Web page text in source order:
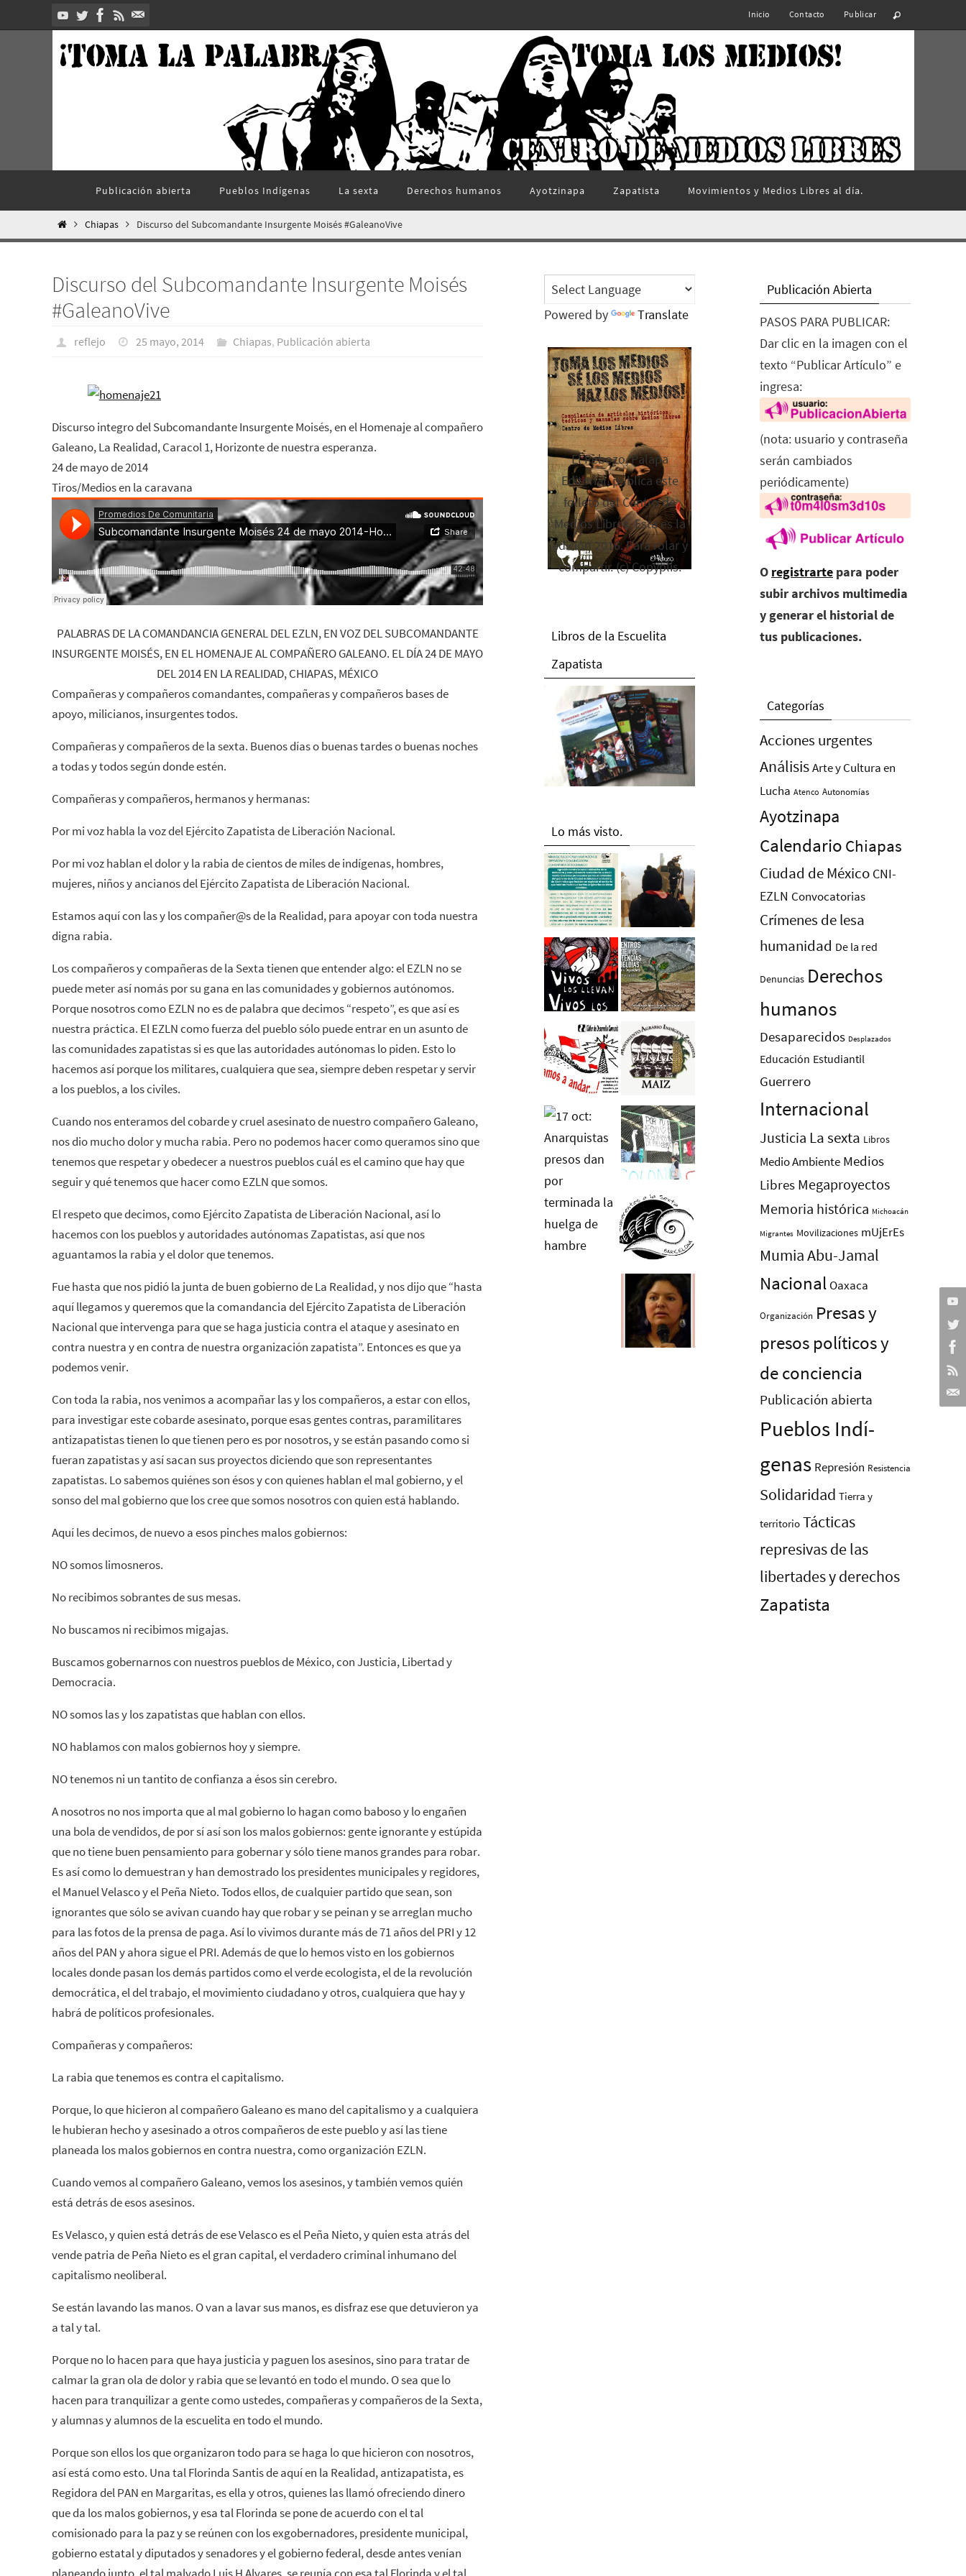
al
Inicio Contacto Publicar
contenido
Publicación abierta Pueblos Indí­genas La sexta Derechos humanos Ayotzinapa Zapatista Movimientos y Medios Libres al día.
InicioChiapas Discurso del Subcomandante Insurgente Moisés #GaleanoVive
Discurso del Subcomandante Insurgente Moisés
#GaleanoVive
reflejo 25 mayo, 2014 Chiapas, Publicación abierta
Discurso integro del Subcomandante Insurgente Moisés, en el Homenaje al compañero
Galeano, La Realidad, Caracol 1, Horizonte de nuestra esperanza.
24 de mayo de 2014
Tiros/Medios en la caravana
PALABRAS DE LA COMANDANCIA GENERAL DEL EZLN, EN VOZ DEL SUBCOMANDANTE
INSURGENTE MOISÉS, EN EL HOMENAJE AL COMPAÑERO GALEANO. EL DÍA 24 DE MAYO
DEL 2014 EN LA REALIDAD, CHIAPAS, MÉXICO
Compañeras y compañeros comandantes, compañeras y compañeros bases de
apoyo, milicianos, insurgentes todos.
Compañeras y compañeros de la sexta. Buenos días o buenas tardes o buenas noches
a todas y todos según donde estén.
Compañeras y compañeros, hermanos y hermanas:
Por mi voz habla la voz del Ejército Zapatista de Liberación Nacional.
Por mi voz hablan el dolor y la rabia de cientos de miles de indígenas, hombres,
mujeres, niños y ancianos del Ejército Zapatista de Liberación Nacional.
Estamos aquí con las y los compañer@s de la Realidad, para apoyar con toda nuestra
digna rabia.
Los compañeros y compañeras de la Sexta tienen que entender algo: el EZLN no se
puede meter así nomás por su gana en las comunidades y gobiernos autónomos.
Porque nosotros como EZLN no es de palabra que decimos “respeto”, es que así es
nuestra práctica. El EZLN como fuerza del pueblo sólo puede entrar en un asunto de
las comunidades zapatistas si es que las autoridades autónomas lo piden. Esto lo
hacemos así porque los militares, cualquiera que sea, siempre deben respetar y servir
a los pueblos, a los civiles.
Cuando nos enteramos del cobarde y cruel asesinato de nuestro compañero Galeano,
nos dio mucho dolor y mucha rabia. Pero no podemos hacer como queramos sino que
tenemos que respetar y obedecer a nuestros pueblos cuál es el camino que hay que
seguir y qué tenemos que hacer como EZLN que somos.
El respeto que decimos, como Ejército Zapatista de Liberación Nacional, así lo
hacemos con los pueblos y autoridades autónomas Zapatistas, así que nos
aguantamos la rabia y el dolor que tenemos.
Fue hasta que nos pidió la junta de buen gobierno de La Realidad, y nos dijo que “hasta
aquí llegamos y queremos que la comandancia del Ejército Zapatista de Liberación
Nacional que intervenga para que se haga justicia contra el ataque y asesinato en
contra nuestra y en contra de nuestra organización zapatista”. Entonces es que ya
podemos venir.
Con toda la rabia, nos venimos a acompañar las y los compañeros, a estar con ellos,
para investigar este cobarde asesinato, porque esas gentes contras, paramilitares
antizapatistas tienen lo que tienen pero es por nosotros, y se están pasando como si
fueran zapatistas y así sacan sus proyectos diciendo que son representantes
zapatistas. Lo sabemos quiénes son ésos y con quienes hablan el mal gobierno, y el
sonso del mal gobierno que los cree que somos nosotros con quien está hablando.
Aquí les decimos, de nuevo a esos pinches malos gobiernos:
NO somos limosneros.
No recibimos sobrantes de sus mesas.
No buscamos ni recibimos migajas.
Buscamos gobernarnos con nuestros pueblos de México, con Justicia, Libertad y
Democracia.
NO somos las y los zapatistas que hablan con ellos.
NO hablamos con malos gobiernos hoy y siempre.
NO tenemos ni un tantito de confianza a ésos sin cerebro.
A nosotros no nos importa que al mal gobierno lo hagan como baboso y lo engañen
una bola de vendidos, de por sí así son los malos gobiernos: gente ignorante y estúpida
que no tiene buen pensamiento para gobernar y sólo tiene manos grandes para robar.
Es así como lo demuestran y han demostrado los presidentes municipales y regidores,
el Manuel Velasco y el Peña Nieto. Todos ellos, de cualquier partido que sean, son
ignorantes que sólo se avivan cuando hay que robar y se peinan y se arreglan mucho
para las fotos de la prensa de paga. Así lo vivimos durante más de 71 años del PRI y 12
años del PAN y ahora sigue el PRI. Además de que lo hemos visto en los gobiernos
locales donde pasan los demás partidos como el verde ecologista, el de la revolución
democrática, el del trabajo, el movimiento ciudadano y otros, cualquiera que hay y
habrá de políticos profesionales.
Compañeras y compañeros:
La rabia que tenemos es contra el capitalismo.
Porque, lo que hicieron al compañero Galeano es mano del capitalismo y a cualquiera
le hubieran hecho y asesinado a otros compañeros de este pueblo y así las tiene
planeada los malos gobiernos en contra nuestra, como organización EZLN.
Cuando vemos al compañero Galeano, vemos los asesinos, y también vemos quién
está detrás de esos asesinos.
Es Velasco, y quien está detrás de ese Velasco es el Peña Nieto, y quien esta atrás del
vende patria de Peña Nieto es el gran capital, el verdadero criminal inhumano del
capitalismo neoliberal.
Se están lavando las manos. O van a lavar sus manos, es disfraz ese que detuvieron ya
a tal y tal.
Porque no lo hacen para que haya justicia y paguen los asesinos, sino para tratar de
calmar la gran ola de dolor y rabia que se levantó en todo el mundo. O sea que lo
hacen para tranquilizar a gente como ustedes, compañeras y compañeros de la Sexta,
y alumnas y alumnos de la escuelita en todo el mundo.
Porque son ellos los que organizaron todo para se haga lo que hicieron con nosotros,
así está como esto. Una tal Florinda Santis de aquí en la Realidad, antizapatista, es
Regidora del PAN en Margaritas, es ella y otros, quienes las llamó ofreciendo dinero
que da los malos gobiernos, y esa tal Florinda se pone de acuerdo con el tal
comisionado para la paz y se reúnen con los exgobernadores, presidente municipal,
gobierno estatal y diputados y senadores y el gobierno federal, desde antes venían
Powered by Translate
El Rebozo, Palapa
Editorial, publica este
folleto del Centro de
Medios Libres. Esta es la
edición 2016. Para rolar y
compartir. (c) Copyplis.
Libros de la Escuelita
Zapatista
Lo más visto.
Publicación Abierta
PASOS PARA PUBLICAR:
Dar clic en la imagen con el
texto “Publicar Artículo” e
ingresa:
(nota: usuario y contraseña
serán cambiados
periódicamente)
O registrarte para poder
subir archivos multimedia
y generar el historial de
tus publicaciones.
Categorías
Acciones urgentes
AnálisisArte y Cultura en
Lucha Atenco Autonomías
Ayotzinapa
Calendario Chiapas
Ciudad de México CNI-
EZLN Convocatorias
Crímenes de lesa
humanidad De la red
Denuncias Derechos
humanos
Desaparecidos Desplazados
Educación Estudiantil
Guerrero
Internacional
Justicia La sexta Libros
Medio Ambiente Medios
Libres Megaproyectos
Memoria histórica Michoacán
Migrantes Movilizaciones mUjErEs
Mumia Abu-Jamal
Nacional Oaxaca
Organización Presas y
presos polí­ticos y
de conciencia
Publicación abierta
Pueblos Indí­
genas Represión Resistencia
Solidaridad Tierra y
territorio Tácticas
represivas de las
libertades y derechos
Zapatista